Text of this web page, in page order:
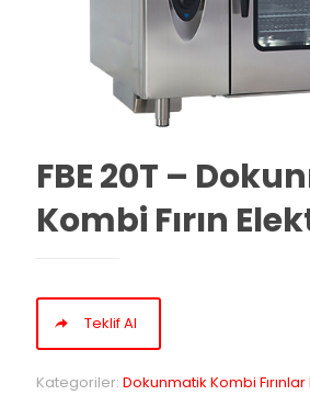
FBE 20T –
Kombi Fırın
Teklif Al
Kategoriler: Dokunmatik Kombi Fırınlar